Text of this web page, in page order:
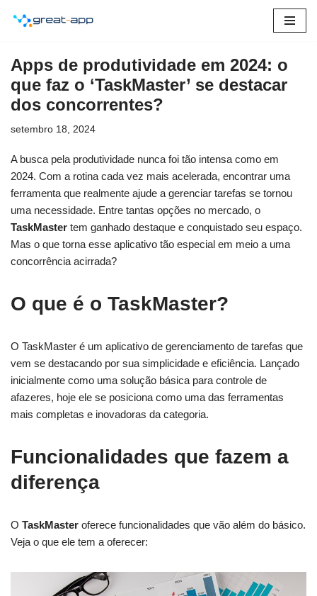
o
conteúdo
Apps de produtividade em 2024: o
que faz o ‘TaskMaster’ se destacar
dos concorrentes?
setembro 18, 2024
A busca pela produtividade nunca foi tão intensa como em
2024. Com a rotina cada vez mais acelerada, encontrar uma
ferramenta que realmente ajude a gerenciar tarefas se tornou
uma necessidade. Entre tantas opções no mercado, o
TaskMaster tem ganhado destaque e conquistado seu espaço.
Mas o que torna esse aplicativo tão especial em meio a uma
concorrência acirrada?
O que é o TaskMaster?
O TaskMaster é um aplicativo de gerenciamento de tarefas que
vem se destacando por sua simplicidade e eficiência. Lançado
inicialmente como uma solução básica para controle de
afazeres, hoje ele se posiciona como uma das ferramentas
mais completas e inovadoras da categoria.
Funcionalidades que fazem a
diferença
O TaskMaster oferece funcionalidades que vão além do básico.
Veja o que ele tem a oferecer: